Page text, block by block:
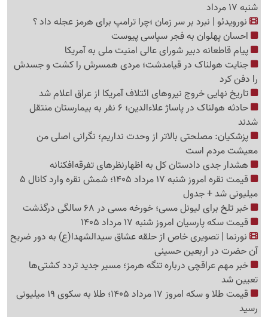
شنبه 17 مرداد
نورویدئو | نبرد بر سر زمان ؛چرا ترامپ برای هرمز عجله داد ؟
احسان پهلوان به فجر سپاسی پیوست
پیام قاطعانه دبیر شورای عالی امنیت ملی به آمریکا
جنایت هولناک در قیامدشت؛ مردی همسرش را کشت و جسدش
را دفن کرد
تاریخ نهایی خروج نیروهای ائتلاف آمریکا از عراق اعلام شد
حادثه هولناک در پاساژ علاءالدین؛ 6 نفر به بیمارستان منتقل
شدند
پزشکیان: مصلحتی بالاتر از وحدت نداریم؛ نگرانی اصلی من
معیشت مردم است
هشدار جدی دادستان کل به اظهارنظرهای تفرقه‌افکنانه
قیمت نقره امروز شنبه 17 مرداد 1405؛ شمش نقره وارد کانال 5
میلیونی شد + جدول
خبر تلخ برای لیونل مسی؛ خورخه مسی در 68 سالگی درگذشت
قیمت سکه پارسیان امروز شنبه 17 مرداد 1405
نورنما | تصویری خاص از حلقه عشاق سیدالشهدا(ع) به دور ضریح
آن حضرت در اربعین حسینی
خبر مهم عراقچی درباره تنگه هرمز؛ مسیر جدید تردد کشتی‌ها
تعیین شد
قیمت طلا و سکه امروز 17 مرداد 1405؛ طلا به سکوی 19 میلیونی
رسید